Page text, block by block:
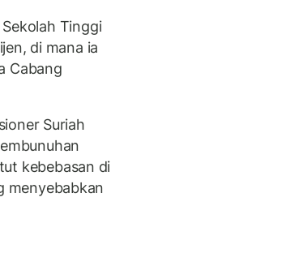
Tinggi
di mana ia
Cabang
Suriah
kebebasan di
menyebabkan